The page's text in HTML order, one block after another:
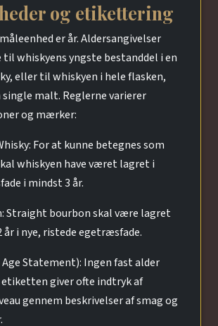
og etikettering
er år. Aldersangivelser
whiskyens yngste bestanddel i en
eller til whiskyen i hele flasken,
single malt. Reglerne varierer
og mærker:
For at kunne betegnes som
whiskyen have været lagret i
i mindst 3 år.
Straight bourbon skal være lagret
år i nye, ristede egetræsfade.
Age Statement): Ingen fast alder
etiketten giver ofte indtryk af
gennem beskrivelser af smag og